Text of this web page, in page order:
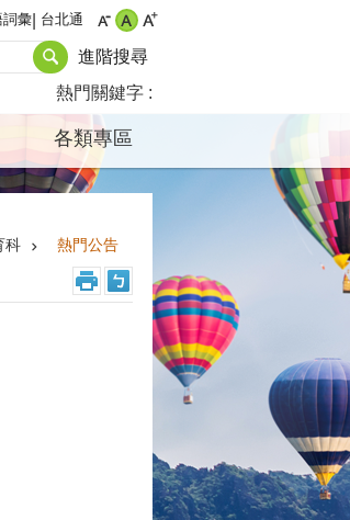
詞彙 台北通
進階搜尋
熱門關鍵字
各類專區
科 熱門公告